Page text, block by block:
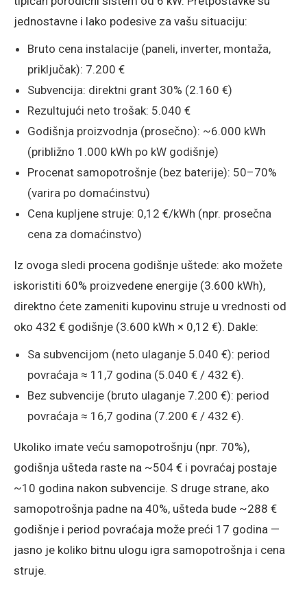
jednostavne i lako podesive za vašu situaciju:
Bruto cena instalacije (paneli, inverter, montaža,
priključak): 7.200 €
Subvencija: direktni grant 30% (2.160 €)
Rezultujući neto trošak: 5.040 €
Godišnja proizvodnja (prosečno): ~6.000 kWh
(približno 1.000 kWh po kW godišnje)
Procenat samopotrošnje (bez baterije): 50–70%
(varira po domaćinstvu)
Cena kupljene struje: 0,12 €/kWh (npr. prosečna
cena za domaćinstvo)
Iz ovoga sledi procena godišnje uštede: ako možete
iskoristiti 60% proizvedene energije (3.600 kWh),
direktno ćete zameniti kupovinu struje u vrednosti od
oko 432 € godišnje (3.600 kWh × 0,12 €). Dakle:
Sa subvencijom (neto ulaganje 5.040 €): period
povraćaja ≈ 11,7 godina (5.040 € / 432 €).
Bez subvencije (bruto ulaganje 7.200 €): period
povraćaja ≈ 16,7 godina (7.200 € / 432 €).
Ukoliko imate veću samopotrošnju (npr. 70%),
godišnja ušteda raste na ~504 € i povraćaj postaje
~10 godina nakon subvencije. S druge strane, ako
samopotrošnja padne na 40%, ušteda bude ~288 €
godišnje i period povraćaja može preći 17 godina —
jasno je koliko bitnu ulogu igra samopotrošnja i cena
struje.